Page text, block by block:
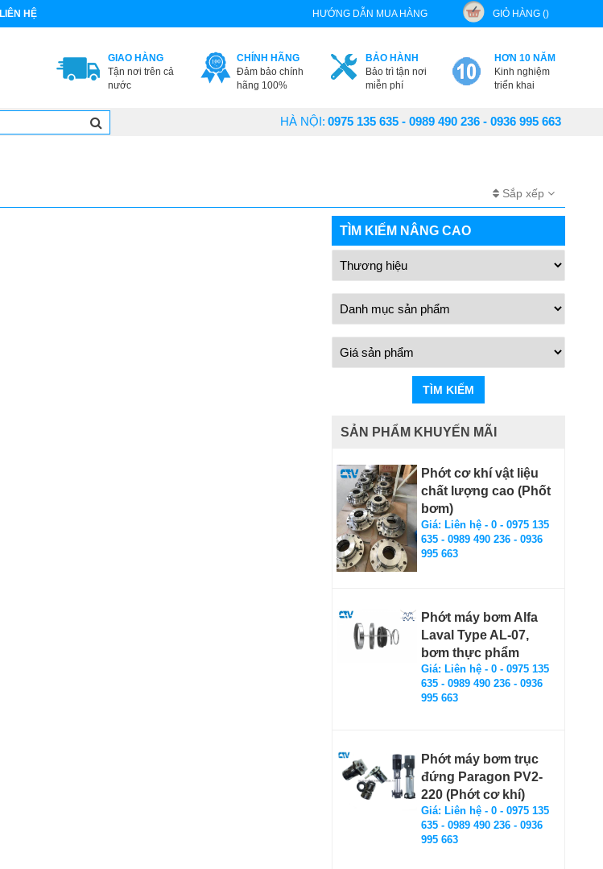
LIÊN HỆ HƯỚNG DẪN MUA HÀNG GIỎ HÀNG ()
GIAO HÀNG
Tận nơi trên cả
nước
CHÍNH HÃNG
Đảm bảo chính
hãng 100%
BẢO HÀNH
Bảo trì tận nơi
miễn phí
HƠN 10 NĂM
Kinh nghiệm
triển khai
HÀ NỘI: 0975 135 635 - 0989 490 236 - 0936 995 663
Sắp xếp
TÌM KIẾM NÂNG CAO
TÌM KIẾM
SẢN PHẨM KHUYẾN MÃI
Phớt cơ khí vật liệu
chất lượng cao (Phốt
bơm)
Giá: Liên hệ - 0 - 0975 135
635 - 0989 490 236 - 0936
995 663
Phớt máy bơm Alfa
Laval Type AL-07,
bơm thực phẩm
Giá: Liên hệ - 0 - 0975 135
635 - 0989 490 236 - 0936
995 663
Phớt máy bơm trục
đứng Paragon PV2-
220 (Phớt cơ khí)
Giá: Liên hệ - 0 - 0975 135
635 - 0989 490 236 - 0936
995 663